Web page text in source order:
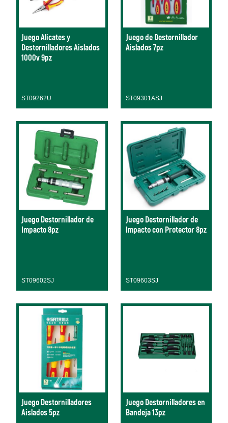
Juego Alicates y
Destornilladores Aislados
1000v 9pz
ST09262U
Juego de Destornillador
Aislados 7pz
ST09301ASJ
Juego Destornillador de
Impacto 8pz
ST09602SJ
Juego Destornillador de
Impacto con Protector 8pz
ST09603SJ
Juego Destornilladores
Aislados 5pz
Juego Destornilladores en
Bandeja 13pz